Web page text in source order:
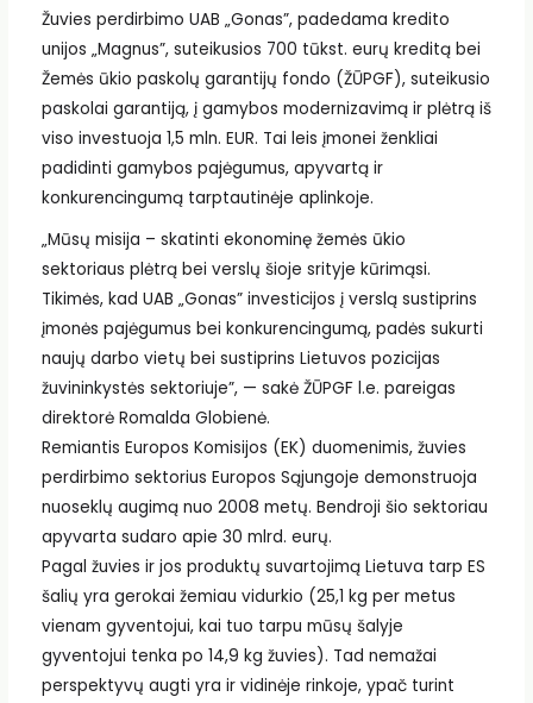
Žuvies perdirbimo UAB „Gonas”, padedama kredito
unijos „Magnus”, suteikusios 700 tūkst. eurų kreditą bei
Žemės ūkio paskolų garantijų fondo (ŽŪPGF), suteikusio
paskolai garantiją, į gamybos modernizavimą ir plėtrą iš
viso investuoja 1,5 mln. EUR. Tai leis įmonei ženkliai
padidinti gamybos pajėgumus, apyvartą ir
konkurencingumą tarptautinėje aplinkoje.
„Mūsų misija – skatinti ekonominę žemės ūkio
sektoriaus plėtrą bei verslų šioje srityje kūrimąsi.
Tikimės, kad UAB „Gonas” investicijos į verslą sustiprins
įmonės pajėgumus bei konkurencingumą, padės sukurti
naujų darbo vietų bei sustiprins Lietuvos pozicijas
žuvininkystės sektoriuje”, — sakė ŽŪPGF l.e. pareigas
direktorė Romalda Globienė.
Remiantis Europos Komisijos (EK) duomenimis, žuvies
perdirbimo sektorius Europos Sąjungoje demonstruoja
nuoseklų augimą nuo 2008 metų. Bendroji šio sektoriau
apyvarta sudaro apie 30 mlrd. eurų.
Pagal žuvies ir jos produktų suvartojimą Lietuva tarp ES
šalių yra gerokai žemiau vidurkio (25,1 kg per metus
vienam gyventojui, kai tuo tarpu mūsų šalyje
gyventojui tenka po 14,9 kg žuvies). Tad nemažai
perspektyvų augti yra ir vidinėje rinkoje, ypač turint